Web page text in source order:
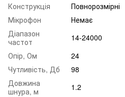
Конструкція
Повнорозмірні
Мікрофон
Немає
Діапазон
частот
14-24000
Опір, Ом
24
Чутливість, Дб
98
Довжина
шнура, м
1.2